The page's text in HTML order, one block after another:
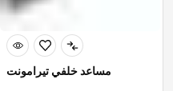
مساعد خلفي تيرامونت